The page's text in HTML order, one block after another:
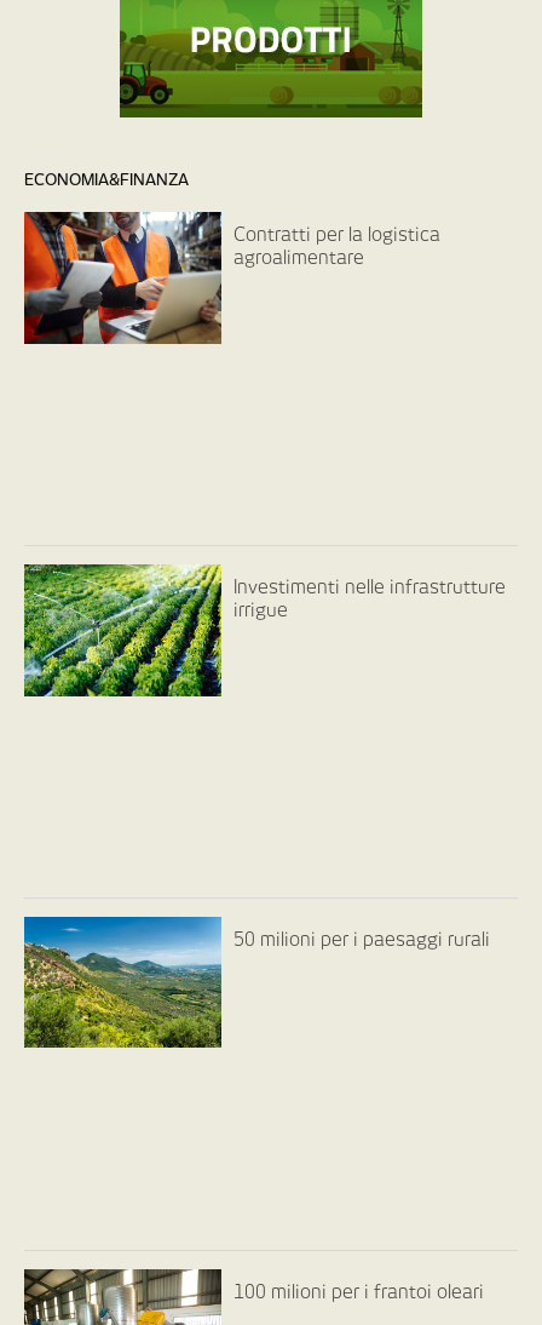
ECONOMIA&FINANZA
Contratti per la logistica
agroalimentare
Investimenti nelle infrastrutture
irrigue
50 milioni per i paesaggi rurali
100 milioni per i frantoi oleari